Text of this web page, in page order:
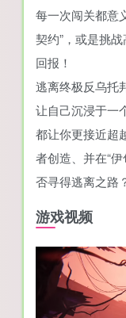
每一次闯关都意
契约”，或是挑
回报！
逃离终极反乌托
让自己沉浸于一
都让你更接近超
者创造、并在“
否寻得逃离之路
游戏视频